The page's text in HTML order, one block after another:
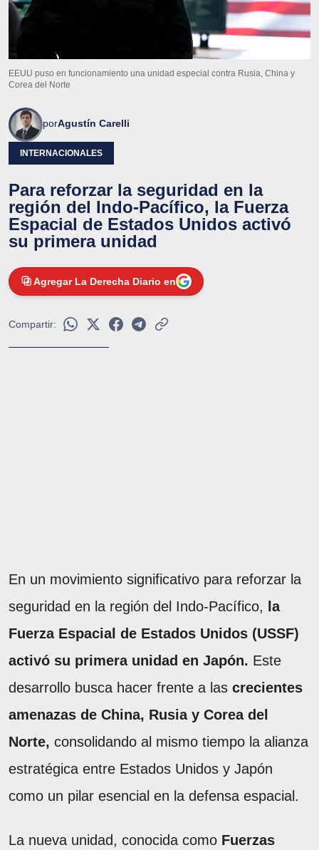
EEUU puso en funcionamiento una unidad especial contra Rusia, China y
Corea del Norte
porAgustín Carelli
INTERNACIONALES
Para reforzar la seguridad en la
región del Indo-Pacífico, la Fuerza
Espacial de Estados Unidos activó
su primera unidad
Agregar La Derecha Diario en
Compartir:
En un movimiento significativo para reforzar la
seguridad en la región del Indo-Pacífico, la
Fuerza Espacial de Estados Unidos (USSF)
activó su primera unidad en Japón. Este
desarrollo busca hacer frente a las crecientes
amenazas de China, Rusia y Corea del
Norte, consolidando al mismo tiempo la alianza
estratégica entre Estados Unidos y Japón
como un pilar esencial en la defensa espacial.
La nueva unidad, conocida como Fuerzas